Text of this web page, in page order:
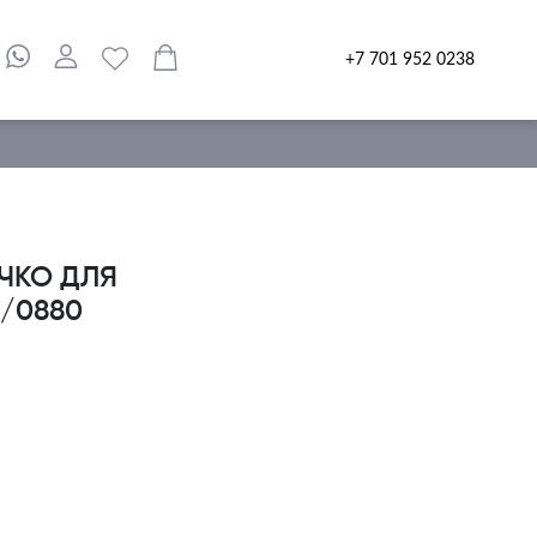
+7 701 952 0238
ДЛЯ
0880